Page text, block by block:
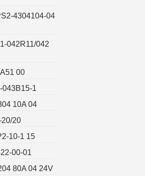
4304104-04
042R11/042
00
043B15-1
10A 04
20
10-1 15
00-01
80A 04 24V